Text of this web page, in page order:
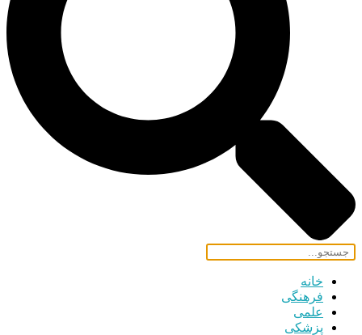
خانه
فرهنگی
علمی
پزشکی